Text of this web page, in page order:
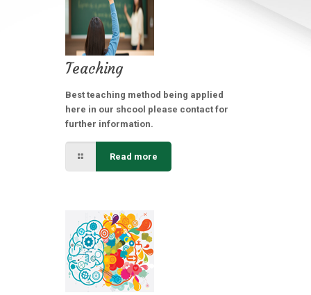
Teaching
Best teaching method being applied
here in our shcool please contact for
further information.
Read more